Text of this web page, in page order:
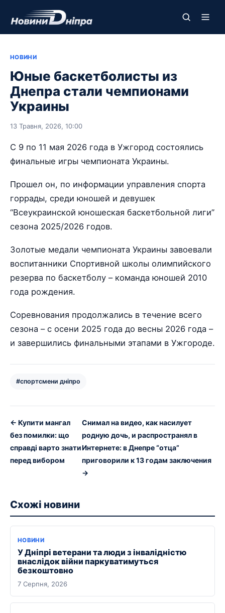
НОВИНИ
Юные баскетболисты из
Днепра стали чемпионами
Украины
13 Травня, 2026, 10:00
С 9 по 11 мая 2026 года в Ужгород состоялись
финальные игры чемпионата Украины.
Прошел он, по информации управления спорта
горрады, среди юношей и девушек
“Всеукраинской юношеская баскетбольной лиги”
сезона 2025/2026 годов.
Золотые медали чемпионата Украины завоевали
воспитанники Спортивной школы олимпийского
резерва по баскетболу – команда юношей 2010
года рождения.
Соревнования продолжались в течение всего
сезона – с осени 2025 года до весны 2026 года –
и завершились финальными этапами в Ужгороде.
#спортсмени дніпро
← Купити мангал
без помилки: що
справді варто знати
перед вибором
Снимал на видео, как насилует
родную дочь, и распространял в
Интернете: в Днепре “отца”
приговорили к 13 годам заключения
→
Схожі новини
НОВИНИ
У Дніпрі ветерани та люди з інвалідністю
внаслідок війни паркуватимуться
безкоштовно
7 Серпня, 2026